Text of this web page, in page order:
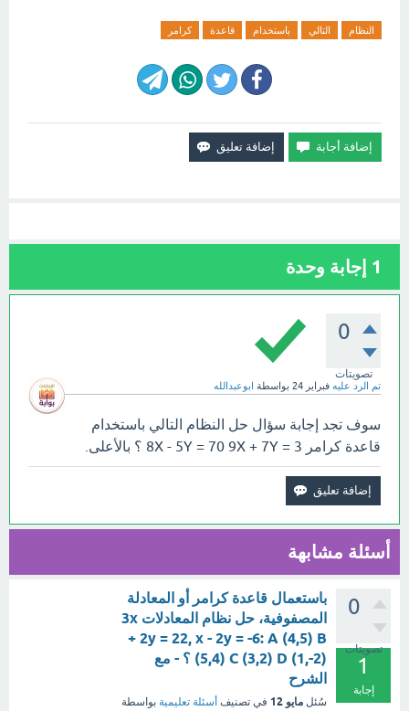
النظام التالي باستخدام قاعدة كرامر
1 إجابة وحدة
0
تصويتات
تم الرد عليه فبراير 24 بواسطة ابوعبدالله
سوف تجد إجابة سؤال حل النظام التالي باستخدام
قاعدة كرامر 8X - 5Y = 70 9X + 7Y = 3 ؟ بالأعلى.
أسئلة مشابهة
0
تصويتات
1
إجابة
باستعمال قاعدة كرامر أو المعادلة
المصفوفية، حل نظام المعادلات 3x
+ 2y = 22, x - 2y = -6: A (4,5) B
(5,4) C (3,2) D (1,-2) ؟ - مع
الشرح
سُئل مايو 12 في تصنيف أسئلة تعليمية بواسطة